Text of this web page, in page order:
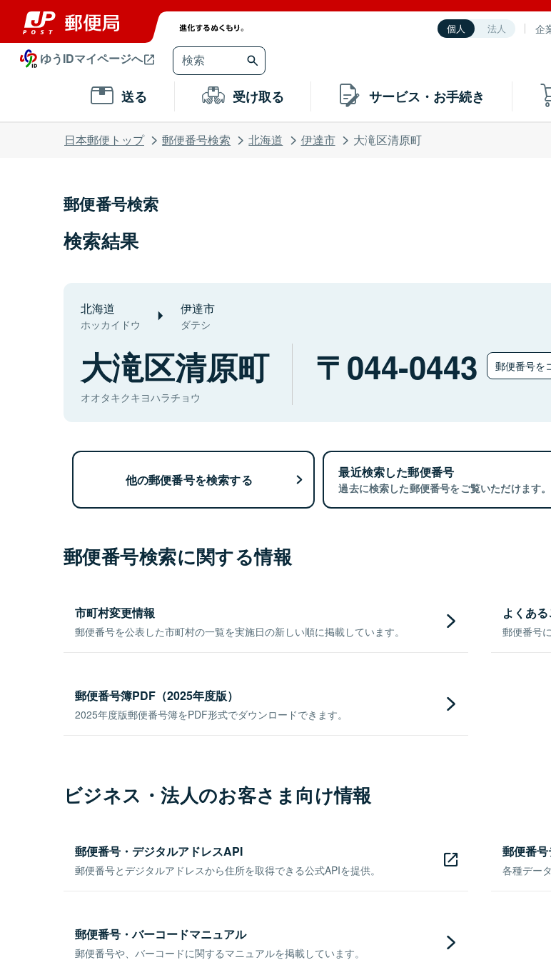
個人 法人 企
ゆうIDマイページへ
送る 受け取る サービス・お手続き
日本郵便トップ 郵便番号検索 北海道 伊達市 大滝区清原町
郵便番号検索
検索結果
北海道
ホッカイドウ
伊達市
ダテシ
大滝区清原町
オオタキクキヨハラチョウ
044-0443 郵便番号を
他の郵便番号を検索する 最近検索した郵便番号
過去に検索した郵便番号をご覧いただけます。
郵便番号検索に関する情報
市町村変更情報
郵便番号を公表した市町村の一覧を実施日の新しい順に掲載しています。
よくあ
郵便番号
郵便番号簿PDF（2025年度版）
2025年度版郵便番号簿をPDF形式でダウンロードできます。
ビジネス・法人のお客さま向け情報
郵便番号・デジタルアドレスAPI
郵便番号とデジタルアドレスから住所を取得できる公式APIを提供。
郵便番
各種デー
郵便番号・バーコードマニュアル
郵便番号や、バーコードに関するマニュアルを掲載しています。